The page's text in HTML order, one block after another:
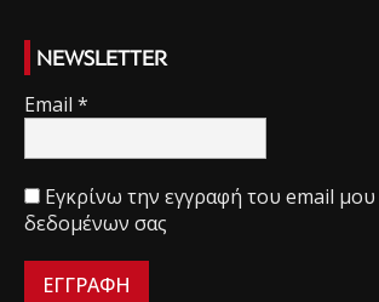
NEWSLETTER
Email *
Εγκρίνω την εγγραφή του email
δεδομένων σας